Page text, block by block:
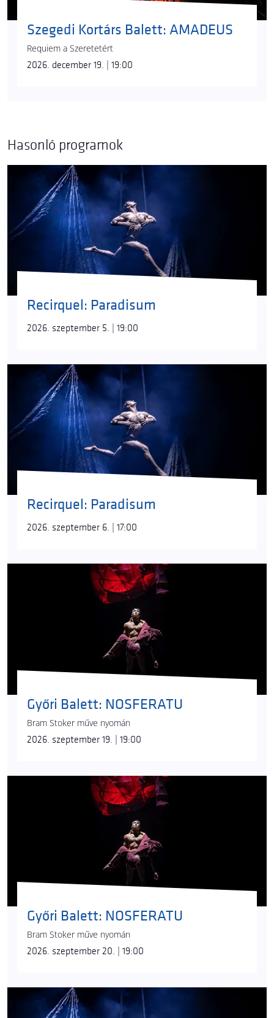
Szegedi Kortárs Balett: AMADEUS
Requiem a Szeretetért
2026. december 19. | 19:00
Hasonló programok
Recirquel: Paradisum
2026. szeptember 5. | 19:00
Recirquel: Paradisum
2026. szeptember 6. | 17:00
Győri Balett: NOSFERATU
Bram Stoker műve nyomán
2026. szeptember 19. | 19:00
Győri Balett: NOSFERATU
Bram Stoker műve nyomán
2026. szeptember 20. | 19:00